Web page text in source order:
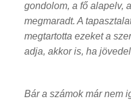
gondolom, a fő alapelv,
megmaradt. A
megtartotta ezeket a
adja, akkor is, ha
Bár a számok már nem